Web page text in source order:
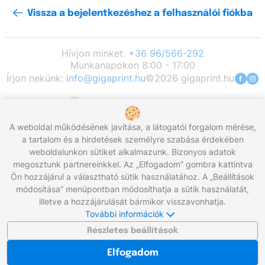
Vissza a bejelentkezéshez a felhasználói fiókba
Hívjon minket: +36 96/566-292
Munkanapokon 8:00 - 17:00
Írjon nekünk: info@gigaprint.hu©2026 gigaprint.hu
A weboldal működésének javítása, a látogatói forgalom mérése,
a tartalom és a hirdetések személyre szabása érdekében
weboldalunkon sütiket alkalmazunk. Bizonyos adatok
megosztunk partnereinkkel. Az „Elfogadom” gombra kattintva
Ön hozzájárul a választható sütik használatához. A „Beállítások
módosítása” menüpontban módosíthatja a sütik használatát,
illetve a hozzájárulását bármikor visszavonhatja.
További információk
Részletes beállítások
Elfogadom